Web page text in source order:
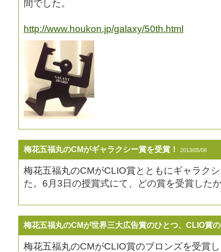
間でした。
http://www.houkon.jp/galaxy/50th.html
梅花五福丸のCMがギャラクシー賞を受賞！ 2013/05/08
梅花五福丸のCMがCLIO賞とともにギャラク
た。6月3日の授賞式にて、どの賞を受賞した
梅花五福丸のCMが世界三大広告賞のひとつ、CLIO賞
梅花五福丸のCMがCLIO賞のブロンズを受賞